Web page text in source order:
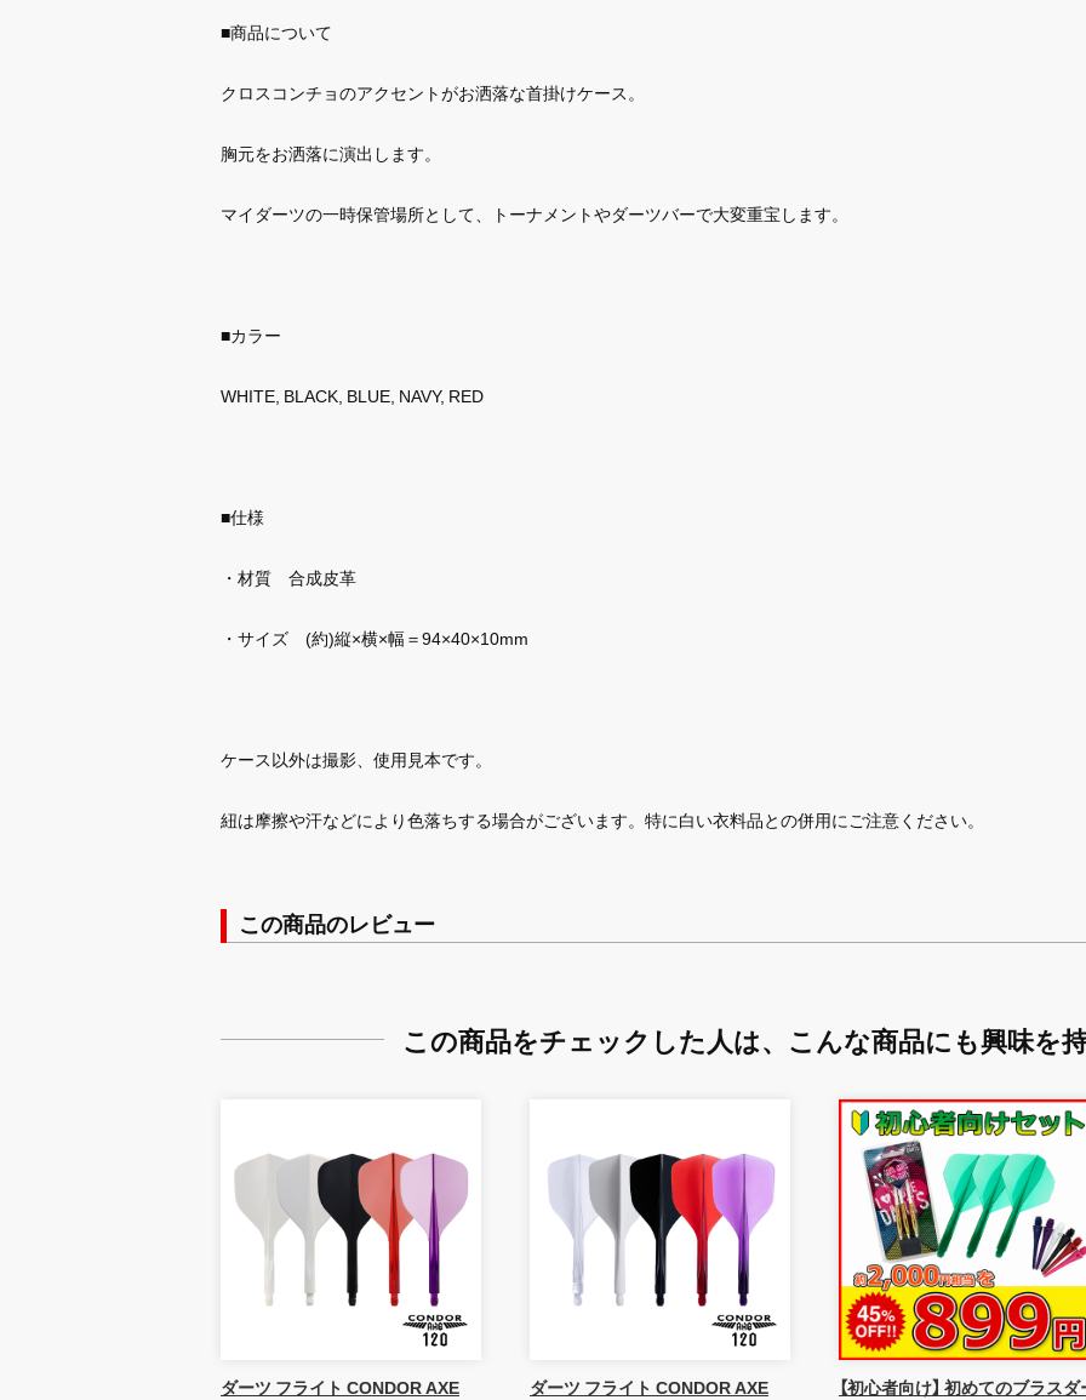
■商品について
クロスコンチョのアクセントがお洒落な首掛けケース。
胸元をお洒落に演出します。
マイダーツの一時保管場所として、トーナメントやダーツバーで大変重宝します。
■カラー
WHITE, BLACK, BLUE, NAVY, RED
■仕様
・材質 合成皮革
・サイズ (約)縦×横×幅＝94×40×10mm
ケース以外は撮影、使用見本です。
紐は摩擦や汗などにより色落ちする場合がございます。特に白い衣料品との併用にご注意ください。
この商品のレビュー
この商品をチェックした人は、 こんな商品にも興味を
ダーツ フライト CONDOR AXE
ダーツ フライト CONDOR AXE
【初心者向け】 初めてのブラスダ